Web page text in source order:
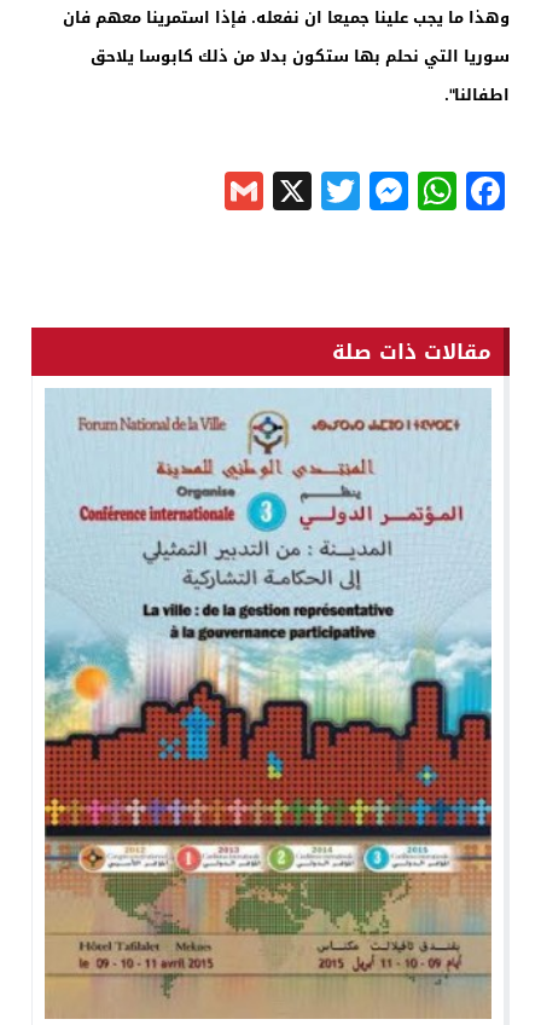
وهذا ما يجب علينا جميعا ان نفعله. فإذا استمرينا معهم فان
سوريا التي نحلم بها ستكون بدلا من ذلك كابوسا يلاحق
اطفالنا".
Facebook
WhatsApp
Messenger
Twitter
X
مقالات ذات صلة